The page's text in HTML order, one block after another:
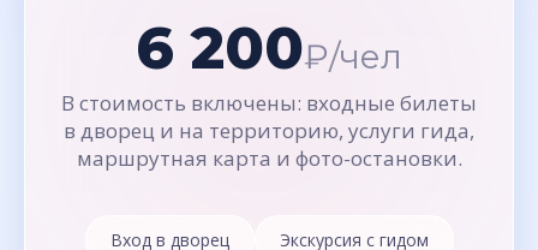
6 200₽/чел
В стоимость включены: входные билеты
в дворец и на территорию, услуги гида,
маршрутная карта и фото-остановки.
Вход в дворец Экскурсия с гидом